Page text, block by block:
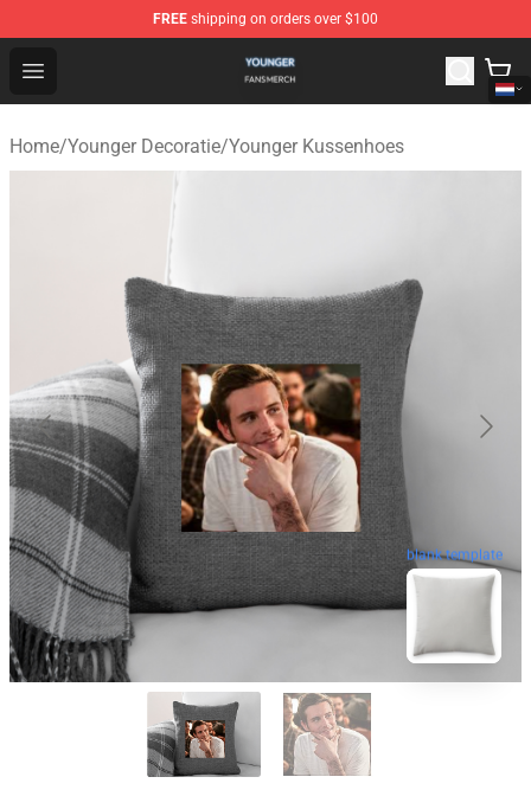
FREE shipping on orders over $100
Open menu
Younger Shop - Official Younger Merchandise Store
Home/Younger Decoratie/Younger Kussenhoes
blank template